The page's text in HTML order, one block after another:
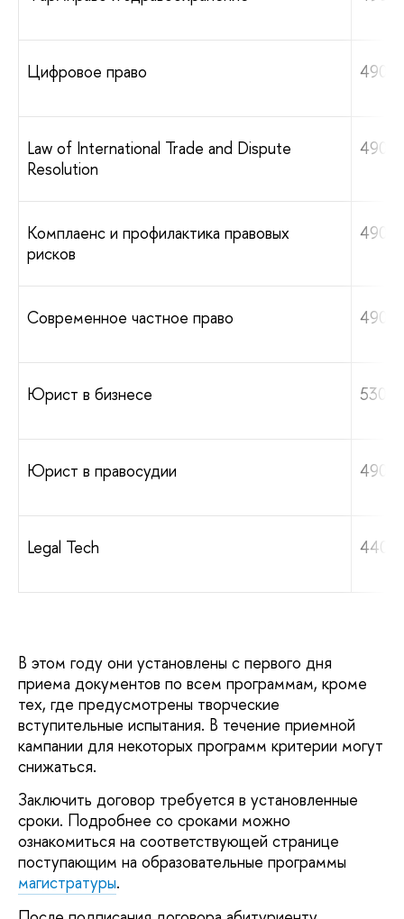
Цифровое право 490
Law of International Trade and Dispute
Resolution
490
Комплаенс и профилактика правовых
рисков
490
Современное частное право 490
Юрист в бизнесе 530
Юрист в правосудии 490
Legal Tech 440
В этом году они установлены с первого дня
приема документов по всем программам, кроме
тех, где предусмотрены творческие
вступительные испытания. В течение приемной
кампании для некоторых программ критерии могут
снижаться.
Заключить договор требуется в установленные
сроки. Подробнее со сроками можно
ознакомиться на соответствующей странице
поступающим на образовательные программы
магистратуры.